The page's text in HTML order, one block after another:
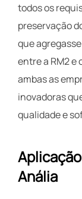
todos os
preservação
que
entre a RM2 e
ambas as
inovadoras
qualidade e
Anália